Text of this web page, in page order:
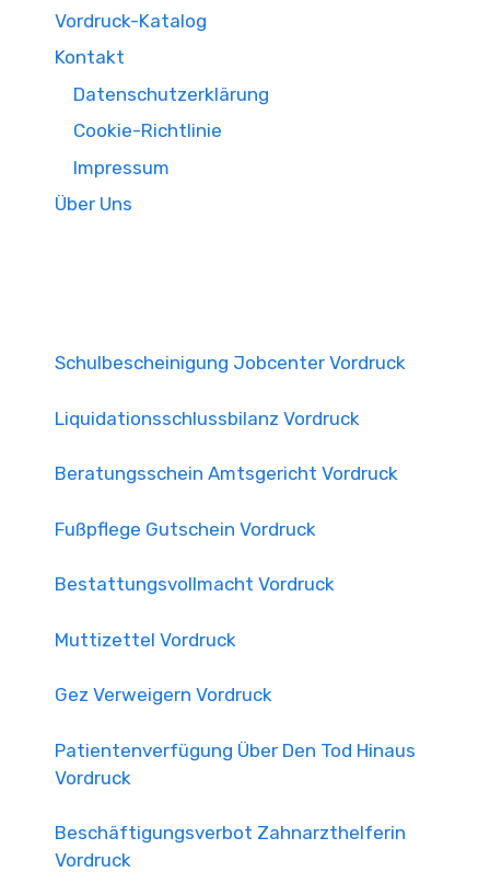
Vordruck-Katalog
Kontakt
Datenschutzerklärung
Cookie-Richtlinie
Impressum
Über Uns
Schulbescheinigung Jobcenter Vordruck
Liquidationsschlussbilanz Vordruck
Beratungsschein Amtsgericht Vordruck
Fußpflege Gutschein Vordruck
Bestattungsvollmacht Vordruck
Muttizettel Vordruck
Gez Verweigern Vordruck
Patientenverfügung Über Den Tod Hinaus
Vordruck
Beschäftigungsverbot Zahnarzthelferin
Vordruck